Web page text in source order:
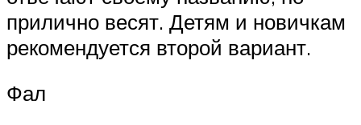
прилично весят. Детям и новичкам
рекомендуется второй вариант.
Фал